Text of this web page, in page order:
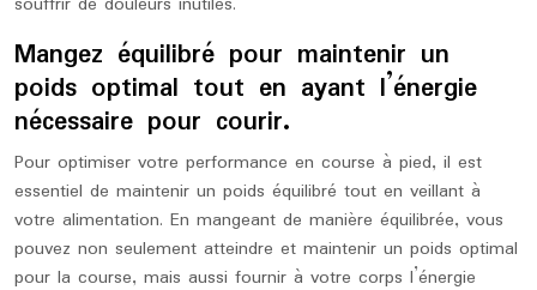
Mangez équilibré pour maintenir un
poids optimal tout en ayant l’énergie
nécessaire pour courir.
Pour optimiser votre performance en course à pied, il est
essentiel de maintenir un poids équilibré tout en veillant à
votre alimentation. En mangeant de manière équilibrée, vous
pouvez non seulement atteindre et maintenir un poids optimal
pour la course, mais aussi fournir à votre corps l’énergie